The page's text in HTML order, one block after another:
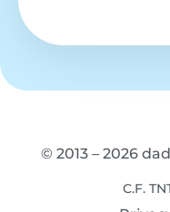
© 2013 – 2026
C.F.